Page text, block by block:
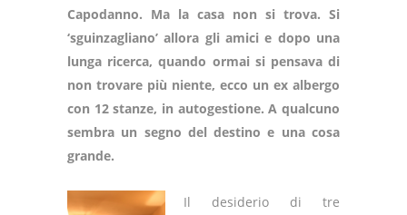
Capodanno. Ma la casa non si trova. Si
‘sguinzagliano’ allora gli amici e dopo una
lunga ricerca, quando ormai si pensava di
non trovare più niente, ecco un ex albergo
con 12 stanze, in autogestione. A qualcuno
sembra un segno del destino e una cosa
grande.
Il desiderio di tre